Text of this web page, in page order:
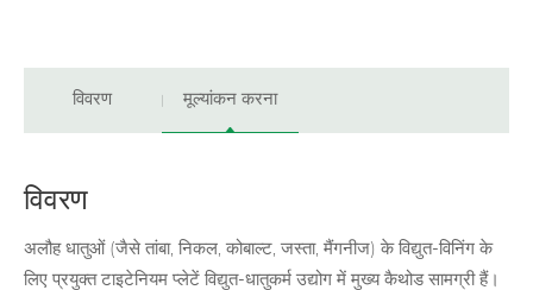
विवरण मूल्यांकन करना
विवरण
अलौह धातुओं (जैसे तांबा, निकल, कोबाल्ट, जस्ता, मैंगनीज) के विद्युत-विनिंग के
लिए प्रयुक्त टाइटेनियम प्लेटें विद्युत-धातुकर्म उद्योग में मुख्य कैथोड सामग्री हैं।